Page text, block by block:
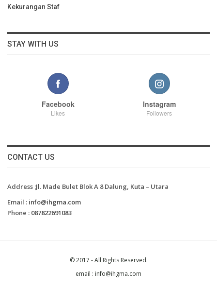
Kekurangan Staf
STAY WITH US
Facebook
Likes
Instagram
Followers
CONTACT US
Address :Jl. Made Bulet Blok A 8 Dalung, Kuta – Utara
Email : info@ihgma.com
Phone : 087822691083
© 2017 - All Rights Reserved.
email : info@ihgma.com